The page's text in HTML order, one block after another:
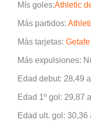
Mís goles:Athletic
Más partidos:
Más tarjetas:
Más expulsiones:
Edad debut: 28,49
Edad 1º gol: 29,87
Edad ult. gol: 30,36